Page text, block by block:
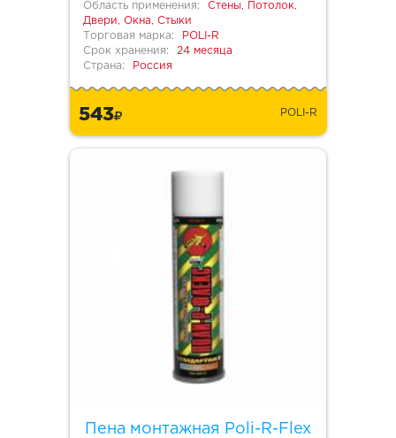
Область применения:
Стены, Потолок,
Двери, Окна, Стыки
Торговая марка:
POLI-R
Срок хранения:
24 месяца
Страна:
Россия
543 POLI-R
Пена монтажная Poli-R-Flex